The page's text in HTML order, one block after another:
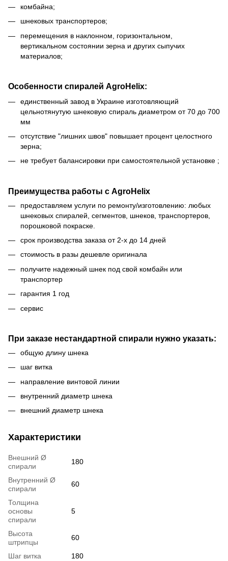
комбайна;
шнековых транспортеров;
перемещения в наклонном, горизонтальном,
вертикальном состоянии зерна и других сыпучих
материалов;
Особенности спиралей AgroHelix:
единственный завод в Украине изготовляющий
цельнотянутую шнековую спираль диаметром от 70 до 700
мм
отсутствие "лишних швов" повышает процент целостного
зерна;
не требует балансировки при самостоятельной установке ;
Преимущества работы с AgroHelix
предоставляем услуги по ремонту/изготовлению: любых
шнековых спиралей, сегментов, шнеков, транспортеров,
порошковой покраске.
срок производства заказа от 2-х до 14 дней
стоимость в разы дешевле оригинала
получите надежный шнек под свой комбайн или
транспортер
гарантия 1 год
сервис
При заказе нестандартной спирали нужно указать:
общую длину шнека
шаг витка
направление винтовой линии
внутренний диаметр шнека
внешний диаметр шнека
Характеристики
Внешний Ø
спирали
180
Внутренний Ø
спирали
60
Толщина
основы
спирали
5
Высота
штрипцы
60
Шаг витка
180